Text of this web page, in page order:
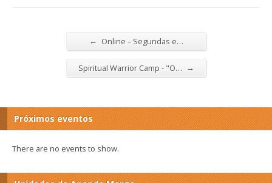
← Online – Segundas e…
Spiritual Warrior Camp - "O… →
Próximos eventos
There are no events to show.